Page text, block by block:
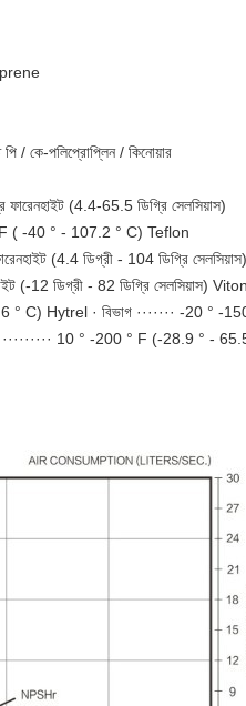
পি / কে-পলিপ্রোপ্লিন / কিনোয়ার
ফারেনহাইট (4.4-65.5 ডিগ্রি সেলসিয়াস)
° F ( -40 ° - 107.2 ° C) Teflon
ফারেনহাইট (4.4 ডিগ্রী - 104 ডিগ্রি
(-12 ডিগ্রী - 82 ডিগ্রি সেলসিয়াস) Viton
° C) Hytrel · বিভাগ ······· -20 °
10 ° -200 ° F (-28.9